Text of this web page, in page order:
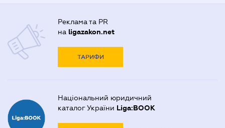
Реклама та PR
на ligazakon.net
ТАРИФИ
Національний юридичний
каталог України Liga:BOOK